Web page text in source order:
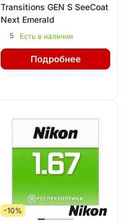
Transitions GEN S SeeCoat
Next Emerald
5 Есть в наличии
Подробнее
-10%